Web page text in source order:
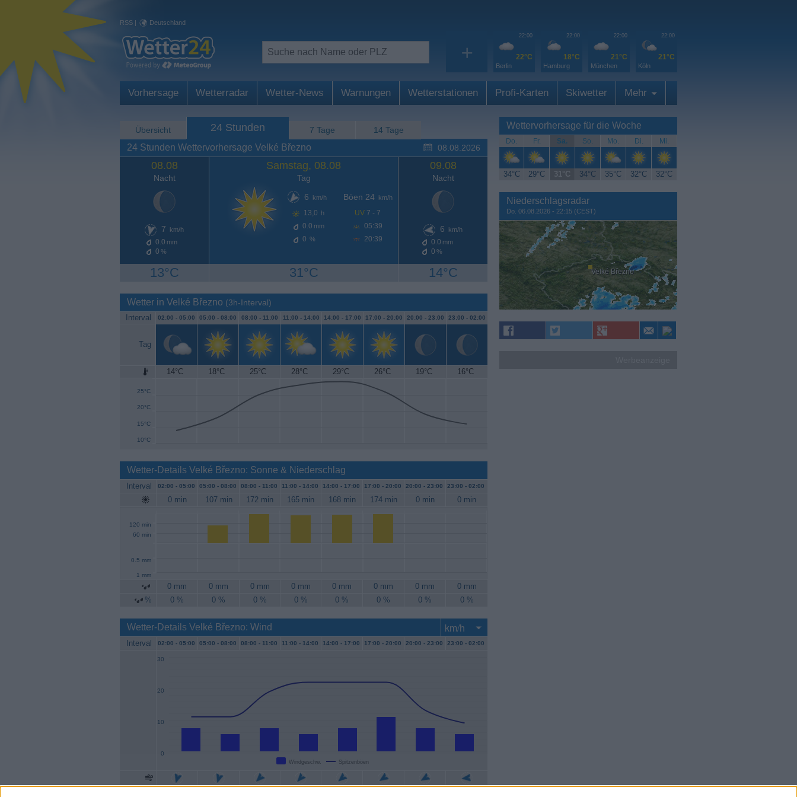
RSS | Deutschland
+
22:00
22°C
Berlin
22:00
18°C
Hamburg
22:00
21°C
München
22:00
21°C
Köln
Vorhersage Wetterradar Wetter-News Warnungen Wetterstationen Profi-Karten Skiwetter Mehr
Übersicht 24 Stunden 7 Tage 14 Tage
24 Stunden Wettervorhersage Velké Březno 08.08.2026
08.08
Nacht
7 km/h
0.0 mm
0 %
13°C
Samstag, 08.08
Tag
6
km/h
13,0 h
0.0 mm
0 %
Böen 24 km/h
UV 7 - 7
05:39
20:39
31°C
09.08
Nacht
6 km/h
0.0 mm
0 %
14°C
Wetter in Velké Březno (3h-Interval)
Interval 02:00 - 05:00 05:00 - 08:00 08:00 - 11:00 11:00 - 14:00 14:00 - 17:00 17:00 - 20:00 20:00 - 23:00 23:00 - 02:00
Tag
14°C 18°C 25°C 28°C 29°C 26°C 19°C 16°C
10°C
15°C
20°C
25°C
30°C
Wetter-Details Velké Březno: Sonne & Niederschlag
Interval 02:00 - 05:00 05:00 - 08:00 08:00 - 11:00 11:00 - 14:00 14:00 - 17:00 17:00 - 20:00 20:00 - 23:00 23:00 - 02:00
0 min 107 min 172 min 165 min 168 min 174 min 0 min 0 min
60 min
120 min
0.5 mm
1 mm
0 mm 0 mm 0 mm 0 mm 0 mm 0 mm 0 mm
0 mm
%
0 % 0 % 0 % 0 % 0 % 0 % 0 % 0 %
Wetter-Details Velké Březno: Wind
Interval 02:00 - 05:00 05:00 - 08:00 08:00 - 11:00 11:00 - 14:00 14:00 - 17:00 17:00 - 20:00 20:00 - 23:00 23:00 - 02:00
Windgeschw. Spitzenböen
0
10
20
30
Wettervorhersage für die Woche
Do. Fr. Sa. So. Mo. Di. Mi.
34°C 29°C 31°C 34°C 35°C 32°C 32°C
Niederschlagsradar
Do. 06.08.2026 - 22:15 (CEST)
Velké Březno